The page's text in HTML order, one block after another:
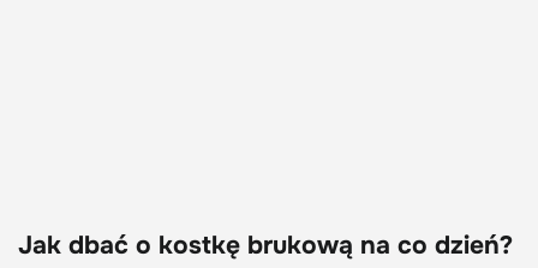
Jak dbać o kostkę brukową na co dzień?